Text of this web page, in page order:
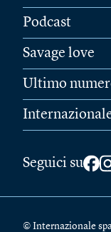
Podcast
Savage love
Ultimo
Seguici su
© Internazionale